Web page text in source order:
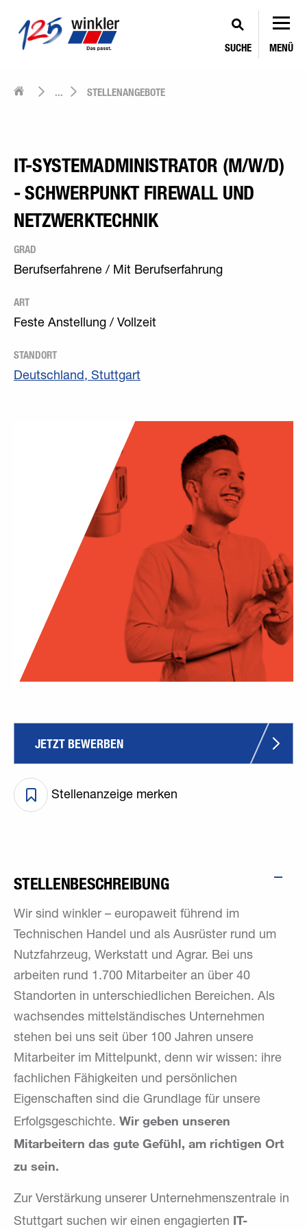
SUCHE MENÜ
... STELLENANGEBOTE
IT-SYSTEMADMINISTRATOR (M/W/D)
- SCHWERPUNKT FIREWALL UND
NETZWERKTECHNIK
GRAD
Berufserfahrene / Mit Berufserfahrung
ART
Feste Anstellung / Vollzeit
STANDORT
Deutschland, Stuttgart
JETZT BEWERBEN
Stellenanzeige merken
STELLENBESCHREIBUNG
Wir sind winkler – europaweit führend im
Technischen Handel und als Ausrüster rund um
Nutzfahrzeug, Werkstatt und Agrar. Bei uns
arbeiten rund 1.700 Mitarbeiter an über 40
Standorten in unterschiedlichen Bereichen. Als
wachsendes mittelständisches Unternehmen
stehen bei uns seit über 100 Jahren unsere
Mitarbeiter im Mittelpunkt, denn wir wissen: ihre
fachlichen Fähigkeiten und persönlichen
Eigenschaften sind die Grundlage für unsere
Erfolgsgeschichte. Wir geben unseren
Mitarbeitern das gute Gefühl, am richtigen Ort
zu sein.
Zur Verstärkung unserer Unternehmenszentrale in
Stuttgart suchen wir einen engagierten IT-